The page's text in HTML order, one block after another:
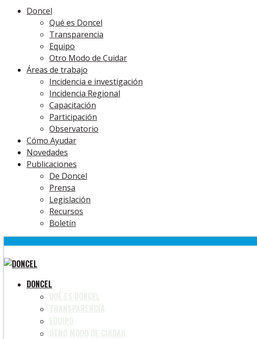
Doncel
Qué es Doncel
Transparencia
Equipo
Otro Modo de Cuidar
Áreas de trabajo
Incidencia e investigación
Incidencia Regional
Capacitación
Participación
Observatorio
Cómo Ayudar
Novedades
Publicaciones
De Doncel
Prensa
Legislación
Recursos
Boletín
DONCEL